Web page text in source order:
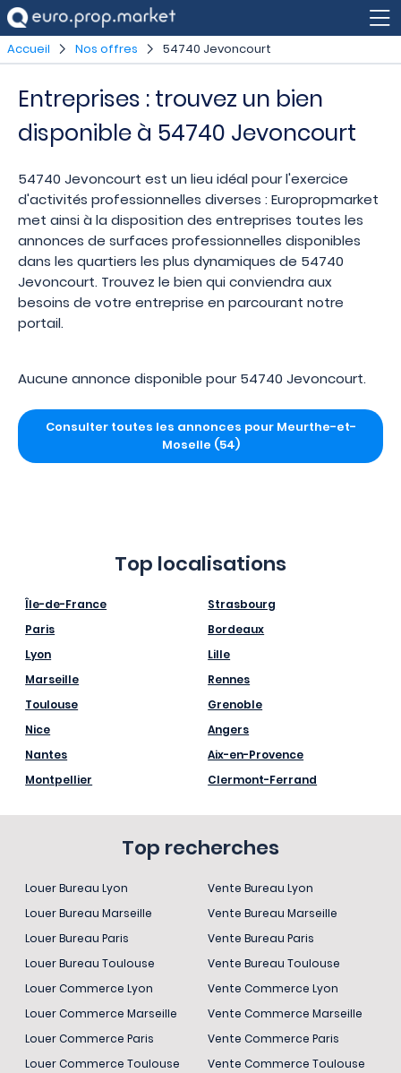
Accueil Nos offres 54740 Jevoncourt
Entreprises : trouvez un bien
disponible à 54740 Jevoncourt
54740 Jevoncourt est un lieu idéal pour l'exercice
d'activités professionnelles diverses : Europropmarket
met ainsi à la disposition des entreprises toutes les
annonces de surfaces professionnelles disponibles
dans les quartiers les plus dynamiques de 54740
Jevoncourt. Trouvez le bien qui conviendra aux
besoins de votre entreprise en parcourant notre
portail.
Aucune annonce disponible pour 54740 Jevoncourt.
Consulter toutes les annonces pour Meurthe-et-
Moselle (54)
Top localisations
Île-de-France
Paris
Lyon
Marseille
Toulouse
Nice
Nantes
Montpellier
Strasbourg
Bordeaux
Lille
Rennes
Grenoble
Angers
Aix-en-Provence
Clermont-Ferrand
Top recherches
Louer Bureau Lyon
Louer Bureau Marseille
Louer Bureau Paris
Louer Bureau Toulouse
Louer Commerce Lyon
Louer Commerce Marseille
Louer Commerce Paris
Louer Commerce Toulouse
Vente Bureau Lyon
Vente Bureau Marseille
Vente Bureau Paris
Vente Bureau Toulouse
Vente Commerce Lyon
Vente Commerce Marseille
Vente Commerce Paris
Vente Commerce Toulouse